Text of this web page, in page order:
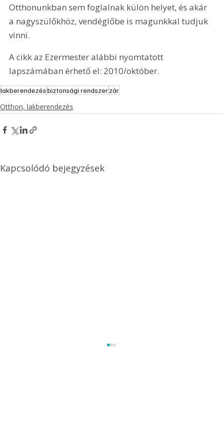
Otthonunkban sem foglalnak külön helyet, és akár
a nagyszülőkhöz, vendéglőbe is magunkkal tudjuk
vinni.
A cikk az Ezermester alábbi nyomtatott
lapszámában érhető el: 2010/október.
lakberendezésbiztonsági rendszerzár
Otthon, lakberendezés
Kapcsolódó bejegyzések